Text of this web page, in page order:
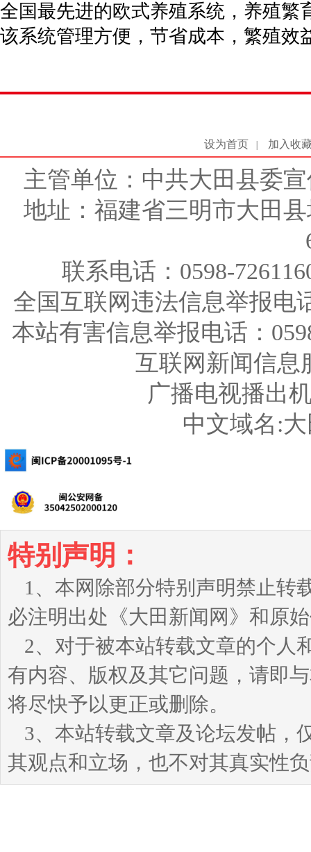
全国最先进的欧式养殖系统，养殖繁
该系统管理方便，节省成本，繁殖效
设为首页 加入收
主管单位：中共大田县委
地址：福建省三明市大田
联系电话：0598-
全国互联网违法信息举报电
本站有害信息举报电话：
互联网新闻信息
广播电视播出
中文域名:
特别声明：
1、本网除部分特别声明禁止转
必注明出处《大田新闻网》和原
2、对于被本站转载文章的个人
有内容、版权及其它问题，请即
将尽快予以更正或删除。
3、本站转载文章及论坛发帖，
其观点和立场，也不对其真实性